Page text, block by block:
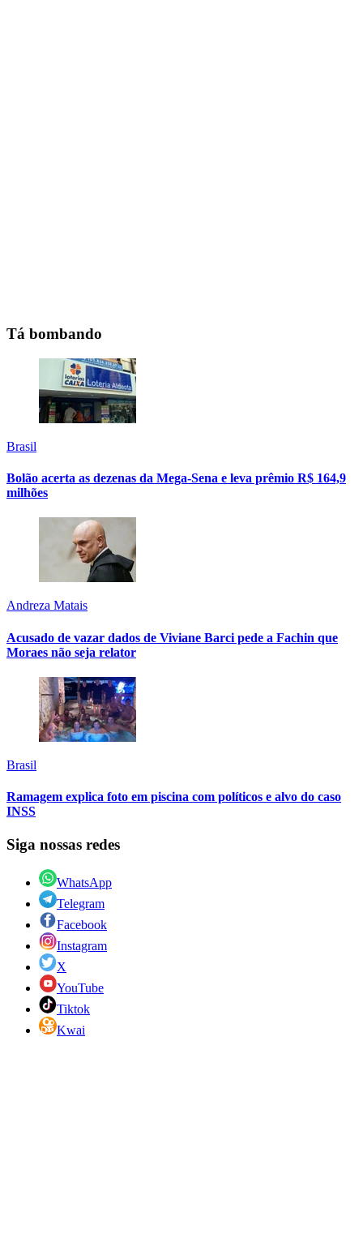
Tá bombando
Brasil
Bolão acerta as dezenas da Mega-Sena e leva prêmio R$ 164,9
milhões
Andreza Matais
Acusado de vazar dados de Viviane Barci pede a Fachin que
Moraes não seja relator
Brasil
Ramagem explica foto em piscina com políticos e alvo do caso
INSS
Siga nossas redes
WhatsApp
Telegram
Facebook
Instagram
X
YouTube
Tiktok
Kwai